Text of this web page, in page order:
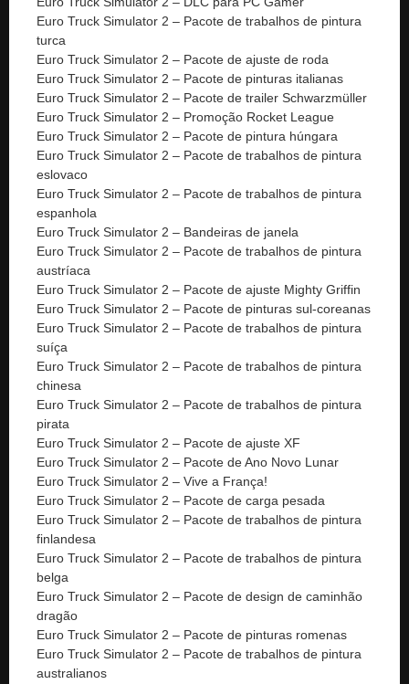
Euro Truck Simulator 2 – Pacote de trabalhos de pintura
turca
Euro Truck Simulator 2 – Pacote de ajuste de roda
Euro Truck Simulator 2 – Pacote de pinturas italianas
Euro Truck Simulator 2 – Pacote de trailer Schwarzmüller
Euro Truck Simulator 2 – Promoção Rocket League
Euro Truck Simulator 2 – Pacote de pintura húngara
Euro Truck Simulator 2 – Pacote de trabalhos de pintura
eslovaco
Euro Truck Simulator 2 – Pacote de trabalhos de pintura
espanhola
Euro Truck Simulator 2 – Bandeiras de janela
Euro Truck Simulator 2 – Pacote de trabalhos de pintura
austríaca
Euro Truck Simulator 2 – Pacote de ajuste Mighty Griffin
Euro Truck Simulator 2 – Pacote de pinturas sul-coreanas
Euro Truck Simulator 2 – Pacote de trabalhos de pintura
suíça
Euro Truck Simulator 2 – Pacote de trabalhos de pintura
chinesa
Euro Truck Simulator 2 – Pacote de trabalhos de pintura
pirata
Euro Truck Simulator 2 – Pacote de ajuste XF
Euro Truck Simulator 2 – Pacote de Ano Novo Lunar
Euro Truck Simulator 2 – Vive a França!
Euro Truck Simulator 2 – Pacote de carga pesada
Euro Truck Simulator 2 – Pacote de trabalhos de pintura
finlandesa
Euro Truck Simulator 2 – Pacote de trabalhos de pintura
belga
Euro Truck Simulator 2 – Pacote de design de caminhão
dragão
Euro Truck Simulator 2 – Pacote de pinturas romenas
Euro Truck Simulator 2 – Pacote de trabalhos de pintura
australianos